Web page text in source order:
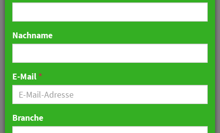
Steigenberger Hotel Stadt
Lörrach: RIMC bezieht
Stellung
Nachname
E-Mail *
Branche